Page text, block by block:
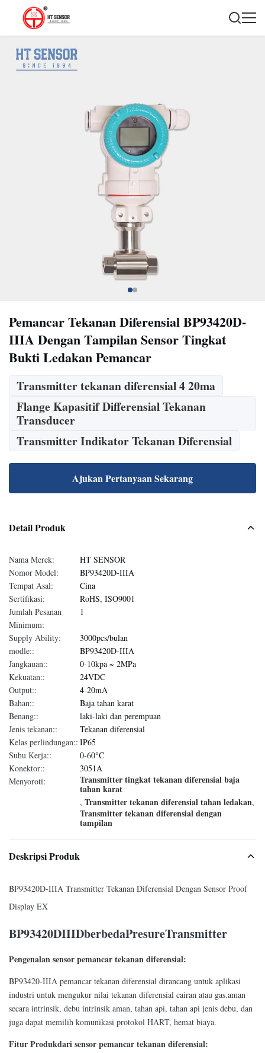
Pemancar Tekanan Diferensial BP93420D-
IIIA Dengan Tampilan Sensor Tingkat
Bukti Ledakan Pemancar
Transmitter tekanan diferensial 4 20ma
Flange Kapasitif Differensial Tekanan
Transducer
Transmitter Indikator Tekanan Diferensial
Ajukan Pertanyaan Sekarang
Detail Produk
Nama Merek:
HT SENSOR
Nomor Model:
BP93420D-IIIA
Tempat Asal:
Cina
Sertifikasi:
RoHS, ISO9001
Jumlah Pesanan
Minimum:
1
Supply Ability:
3000pcs/bulan
modle::
BP93420D-IIIA
Jangkauan::
0-10kpa ~ 2MPa
Kekuatan::
24VDC
Output::
4-20mA
Bahan::
Baja tahan karat
Benang::
laki-laki dan perempuan
Jenis tekanan::
Tekanan diferensial
Kelas perlindungan:: IP65
Suhu Kerja::
0-60°C
Konektor::
3051A
Menyoroti:
Transmitter tingkat tekanan diferensial baja
tahan karat
, Transmitter tekanan diferensial tahan ledakan,
Transmitter tekanan diferensial dengan
tampilan
Deskripsi Produk
BP93420D-IIIA Transmitter Tekanan Diferensial Dengan Sensor Proof
Display EX
BP93420DIIIDberbedaPresureTransmitter
Pengenalan sensor pemancar tekanan diferensial:
BP93420-IIIA pemancar tekanan diferensial dirancang untuk aplikasi
industri untuk mengukur nilai tekanan diferensial cairan atau gas.aman
secara intrinsik, debu intrinsik aman, tahan api, tahan api jenis debu, dan
juga dapat memilih komunikasi protokol HART, hemat biaya.
Fitur Produkdari sensor pemancar tekanan diferensial: